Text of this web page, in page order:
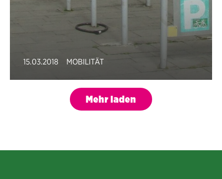
15.03.2018 MOBILITÄT
Mehr laden